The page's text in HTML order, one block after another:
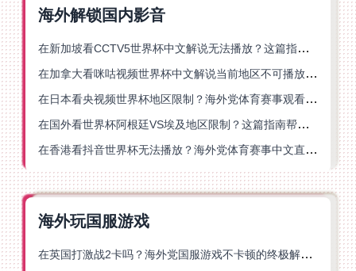
海外解锁国内影音
在新加坡看CCTV5世界杯中文解说无法播放？这篇指南帮你解锁海外体育直播自由
在加拿大看咪咕视频世界杯中文解说当前地区不可播放？这篇指南帮你一键解决
在日本看央视频世界杯地区限制？海外党体育赛事观看终极指南
在国外看世界杯阿根廷VS埃及地区限制？这篇指南帮你搞定中文直播+解说
在香港看抖音世界杯无法播放？海外党体育赛事中文直播终极指南
海外玩国服游戏
在英国打激战2卡吗？海外党国服游戏不卡顿的终极解决方案